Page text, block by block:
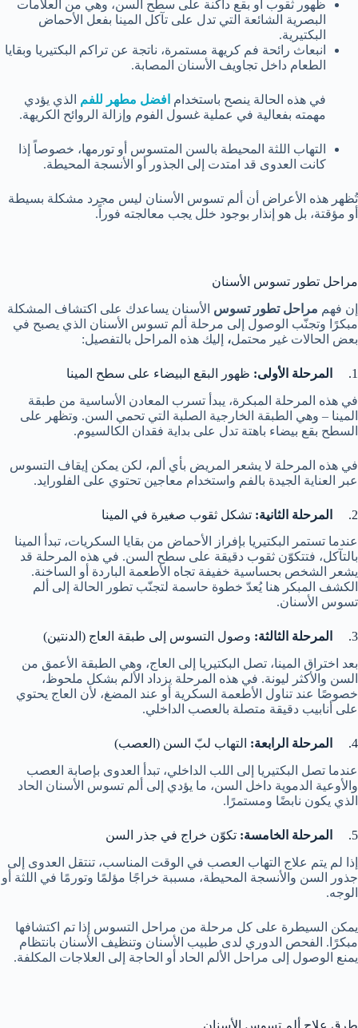
ظهور ثقوب أو بقع داكنة على سطح السن، وهي من العلامات
البصرية الشائعة التي تدل على تآكل المينا بفعل الأحماض
البكتيرية.
انبعاث رائحة فم كريهة مستمرة، ناتجة عن تراكم البكتيريا وبقايا
الطعام داخل تجاويف الأسنان المصابة.
في هذه الحالة ينصح باستخدام افضل مطهر للفم الذي يؤدي
مهمته بفعالية في عملية غسول الفوم وإزالة الروائح الكريهة.
التهاب اللثة المحيطة بالسن المتسوس أو تورمها، خصوصاً إذا
كانت العدوى قد امتدت إلى الجذور أو الأنسجة المحيطة.
تُظهر هذه الأعراض أن ألم تسوس الأسنان ليس مجرد مشكلة بسيطة
أو مؤقتة، بل هو إنذار بوجود خلل يجب معالجته فوراً.
مراحل تطور تسوس الأسنان
إن فهم مراحل تطور تسوس الأسنان يساعدك على اكتشاف المشكلة
مبكرًا وتجنّب الوصول إلى مرحلة ألم تسوس الأسنان الذي يصبح في
بعض الحالات غير محتمل، إليك هذه المراحل بالتفصيل:
1. المرحلة الأولى: ظهور البقع البيضاء على سطح المينا
في هذه المرحلة المبكرة، يبدأ تسرب المعادن الأساسية من طبقة
المينا – وهي الطبقة الخارجية الصلبة التي تحمي السن. وتظهر على
السطح بقع بيضاء باهتة تدل على بداية فقدان الكالسيوم.
في هذه المرحلة لا يشعر المريض بأي ألم، لكن يمكن إيقاف التسوس
عبر العناية الجيدة بالفم واستخدام معاجين تحتوي على الفلورايد.
2. المرحلة الثانية: تشكل ثقوب صغيرة في المينا
عندما تستمر البكتيريا بإفراز الأحماض من بقايا السكريات، تبدأ المينا
بالتآكل، فتتكوّن ثقوب دقيقة على سطح السن. في هذه المرحلة قد
يشعر الشخص بحساسية خفيفة تجاه الأطعمة الباردة أو الساخنة.
الكشف المبكر هنا يُعدّ خطوة حاسمة لتجنّب تطور الحالة إلى ألم
تسوس الأسنان.
3. المرحلة الثالثة: وصول التسوس إلى طبقة العاج (الدنتين)
بعد اختراق المينا، تصل البكتيريا إلى العاج، وهي الطبقة الأعمق من
السن والأكثر ليونة. في هذه المرحلة يزداد الألم بشكل ملحوظ،
خصوصًا عند تناول الأطعمة السكرية أو عند المضغ، لأن العاج يحتوي
على أنابيب دقيقة متصلة بالعصب الداخلي.
4. المرحلة الرابعة: التهاب لبّ السن (العصب)
عندما تصل البكتيريا إلى اللب الداخلي، تبدأ العدوى بإصابة العصب
والأوعية الدموية داخل السن، ما يؤدي إلى ألم تسوس الأسنان الحاد
الذي يكون نابضًا ومستمرًا.
5. المرحلة الخامسة: تكوّن خراج في جذر السن
إذا لم يتم علاج التهاب العصب في الوقت المناسب، تنتقل العدوى إلى
جذور السن والأنسجة المحيطة، مسببة خراجًا مؤلمًا وتورمًا في اللثة أو
الوجه.
يمكن السيطرة على كل مرحلة من مراحل التسوس إذا تم اكتشافها
مبكرًا. الفحص الدوري لدى طبيب الأسنان وتنظيف الأسنان بانتظام
يمنع الوصول إلى مراحل الألم الحاد أو الحاجة إلى العلاجات المكلفة.
طرق علاج ألم تسوس الأسنان